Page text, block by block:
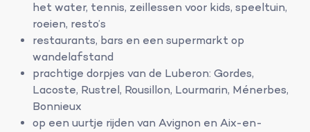
het water, tennis, zeillessen voor kids, speeltuin,
roeien, resto’s
restaurants, bars en een supermarkt op
wandelafstand
prachtige dorpjes van de Luberon: Gordes,
Lacoste, Rustrel, Rousillon, Lourmarin, Ménerbes,
Bonnieux
op een uurtje rijden van Avignon en Aix-en-